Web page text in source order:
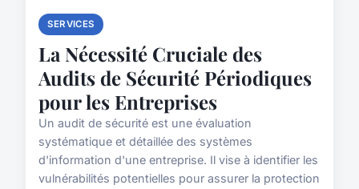
SERVICES
La Nécessité Cruciale des
Audits de Sécurité Périodiques
pour les Entreprises
Un audit de sécurité est une évaluation
systématique et détaillée des systèmes
d'information d'une entreprise. Il vise à identifier les
vulnérabilités potentielles pour assurer la protection